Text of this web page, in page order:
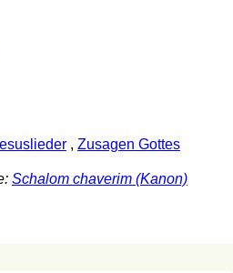
, Zusagen Gottes
Schalom chaverim (Kanon)